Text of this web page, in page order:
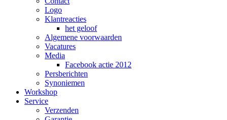
Logo
Klantreacties
het geloof
Algemene voorwaarden
Vacatures
Media
Facebook actie 2012
Persberichten
Synoniemen
Workshop
Service
Verzenden